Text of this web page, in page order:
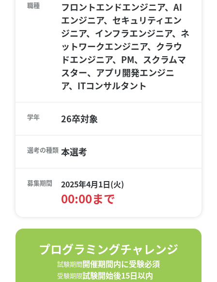
職種
フロントエンドエンジニア、AI
エンジニア、セキュリティエン
ジニア、インフラエンジニア、ネ
ットワークエンジニア、クラウ
ドエンジニア、PM、スクラムマ
スター、アプリ開発エンジニ
ア、ITコンサルタント
学年 26卒対象
選考の種類 本選考
募集期間 2025年4月1日(火)
00:00まで
プログラミングチャレンジ
試験期間開催期間内に受験必須
受験期限試験開始後15日以内